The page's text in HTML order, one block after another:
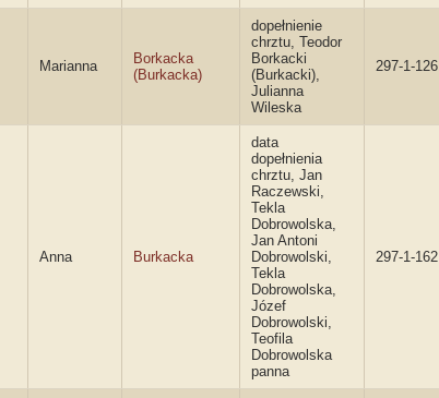
Marianna
Borkacka
(Burkacka)
dopełnienie
chrztu, Teodor
Borkacki
(Burkacki),
Julianna
Wileska
297-1-126
Anna Burkacka
data
dopełnienia
chrztu, Jan
Raczewski,
Tekla
Dobrowolska,
Jan Antoni
Dobrowolski,
Tekla
Dobrowolska,
Józef
Dobrowolski,
Teofila
Dobrowolska
panna
297-1-162